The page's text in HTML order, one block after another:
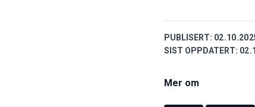
PUBLISERT:
SIST OPPDATERT:
Mer om